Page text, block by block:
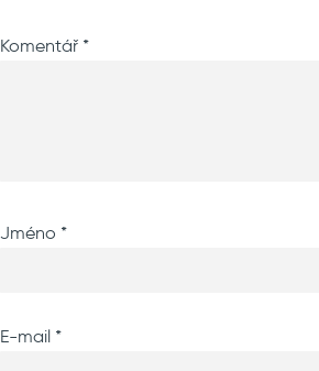
Komentář *
Jméno *
E-mail *